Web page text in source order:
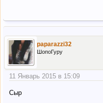
paparazzi32
ШопоГуру
11 Январь 2015 в 15:09
Сыр